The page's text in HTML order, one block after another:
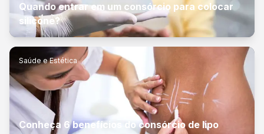
Quando entrar em um consórcio para colocar
silicone?
Saúde e Estética
Conheça 6 benefícios do consórcio de lipo